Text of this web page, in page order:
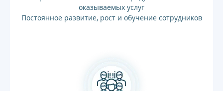
оказываемых услуг
Постоянное развитие, рост и обучение сотрудников